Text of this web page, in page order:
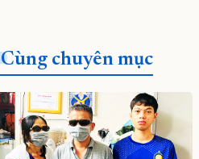
Cùng chuyên mục